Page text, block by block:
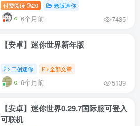
付费阅读 20 老版迷你
6个月前 7435
【安卓】迷你世界新年版
二创迷你 全部文章
6个月前 5139
【安卓】迷你世界0.29.7国际服可登入
可联机